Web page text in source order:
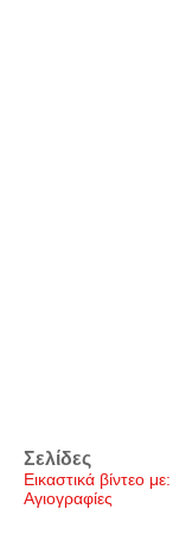
Σελίδες
Εικαστικά βίντεο
Αγιογραφίες